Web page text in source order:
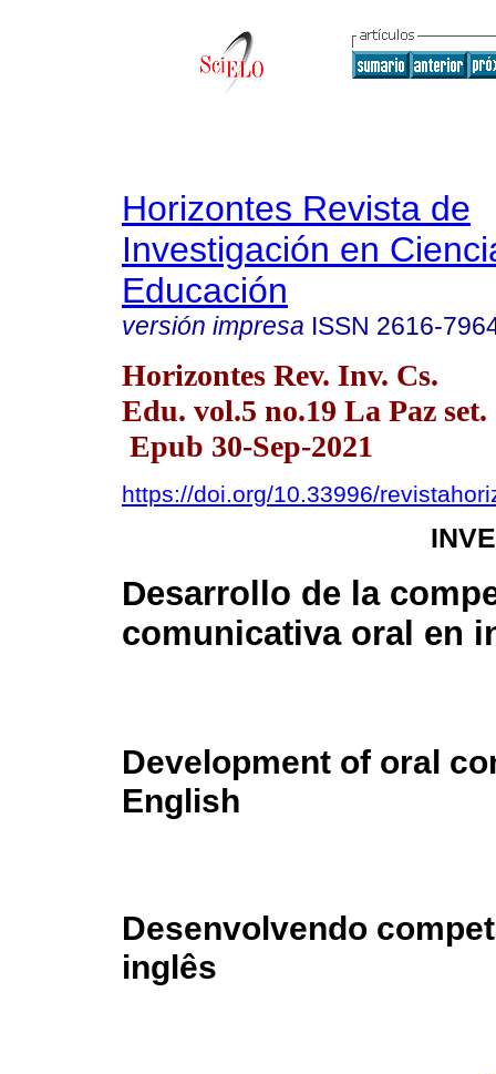
Horizontes Revista de
Investigación en
Educación
versión impresa ISSN 2616-
Horizontes Rev. Inv. Cs.
Edu. vol.5 no.19 La Paz set.
Epub 30-Sep-2021
https://doi.org/10.33996/
Desarrollo de la
comunicativa oral en
Development of oral
English
Desenvolvendo
inglês